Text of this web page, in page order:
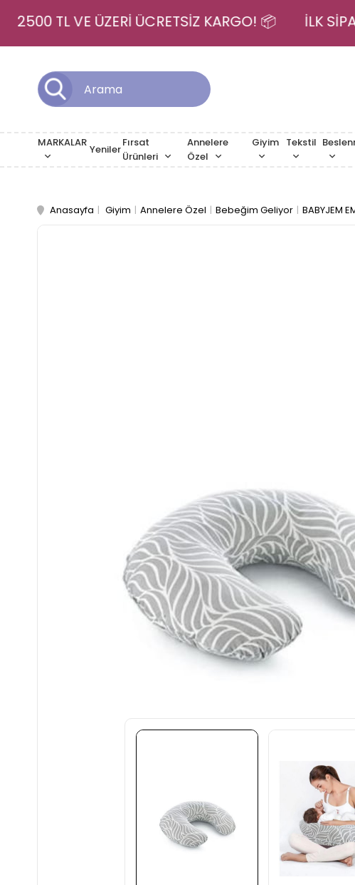
2500 TL VE ÜZERİ ÜCRETSİZ KARGO! 📦 İLK
MARKALAR
Yeniler
Fırsat
Ürünleri
Annelere
Özel
Giyim Tekstil
Anasayfa Giyim Annelere Özel Bebeğim Geliyor BABYJEM